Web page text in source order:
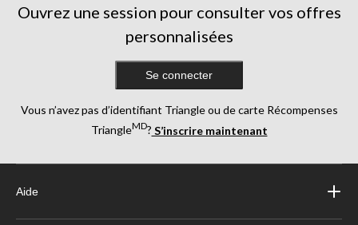
Ouvrez une session pour consulter vos offres
personnalisées
Se connecter
Vous n’avez pas d’identifiant Triangle ou de carte Récompenses
TriangleMD? S’inscrire maintenant
Aide